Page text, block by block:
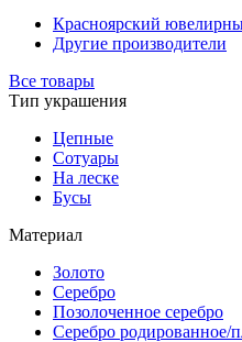
Красноярский
Другие производители
Все товары
Тип украшения
Цепные
Сотуары
На леске
Бусы
Материал
Золото
Серебро
Позолоченное серебро
Серебро родированное/